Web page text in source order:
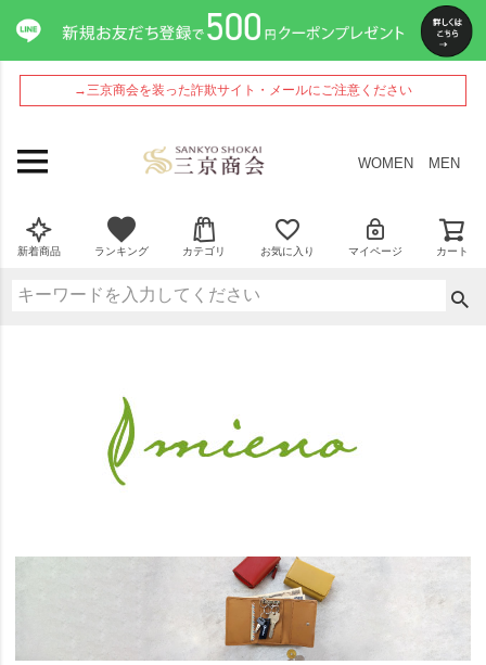
→三京商会を装った詐欺サイト・メールにご注意ください
WOMEN MEN
新着商品 ランキング カテゴリ お気に入り マイページ カート